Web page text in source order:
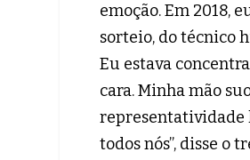
emoção. Em 2018,
sorteio, do técnico
Eu estava
cara. Minha mão
representatividade
todos nós”, disse o